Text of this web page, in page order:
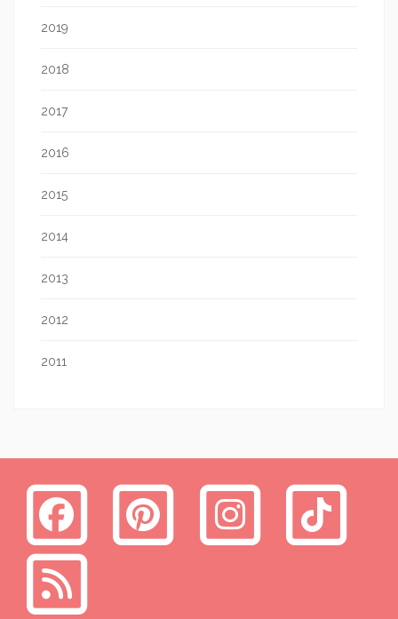
2019
2018
2017
2016
2015
2014
2013
2012
2011